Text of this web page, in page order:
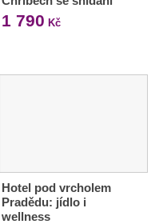
1 790 Kč
Hotel pod vrcholem
Pradědu: jídlo i
wellness